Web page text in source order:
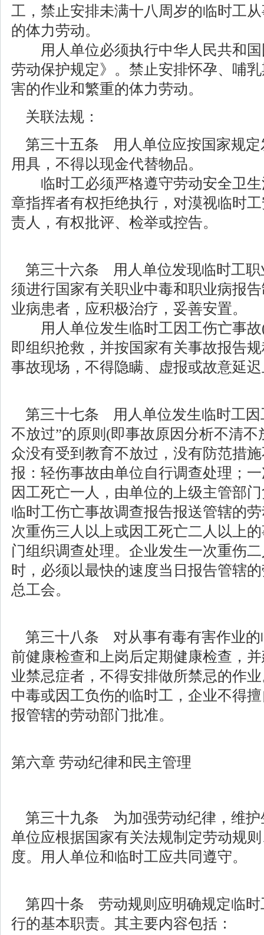
工，禁止安排未满十八周岁的临时工
的体力劳动。
用人单位必须执行中华人民共和国
劳动保护规定》。禁止安排怀孕、哺
害的作业和繁重的体力劳动。
关联法规：
第三十五条 用人单位应按国家规定
用具，不得以现金代替物品。
临时工必须严格遵守劳动安全卫生
章指挥者有权拒绝执行，对漠视临时
责人，有权批评、检举或控告。
第三十六条 用人单位发现临时工职
须进行国家有关职业中毒和职业病报
业病患者，应积极治疗，妥善安置。
用人单位发生临时工因工伤亡事故
即组织抢救，并按国家有关事故报告
事故现场，不得隐瞒、虚报或故意延
第三十七条 用人单位发生临时工因
不放过”的原则(即事故原因分析不清
众没有受到教育不放过，没有防范措
报：轻伤事故由单位自行调查处理；
因工死亡一人，由单位的上级主管部
临时工伤亡事故调查报告报送管辖的
次重伤三人以上或因工死亡二人以上
门组织调查处理。企业发生一次重伤
时，必须以最快的速度当日报告管辖
总工会。
第三十八条 对从事有毒有害作业的
前健康检查和上岗后定期健康检查，
业禁忌症者，不得安排做所禁忌的作
中毒或因工负伤的临时工，企业不得
报管辖的劳动部门批准。
第六章 劳动纪律和民主管理
第三十九条 为加强劳动纪律，维护
单位应根据国家有关法规制定劳动规
度。用人单位和临时工应共同遵守。
第四十条 劳动规则应明确规定临时
行的基本职责。其主要内容包括：